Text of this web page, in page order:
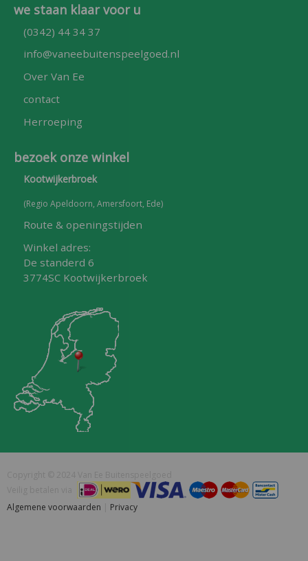
we staan klaar voor u
(0342) 44 34 37
info@vaneebuitenspeelgoed.nl
Over Van Ee
contact
Herroeping
bezoek onze winkel
Kootwijkerbroek
(Regio Apeldoorn, Amersfoort, Ede)
Route & openingstijden
Winkel adres:
De standerd 6
3774SC Kootwijkerbroek
Algemene voorwaarden
Privacy